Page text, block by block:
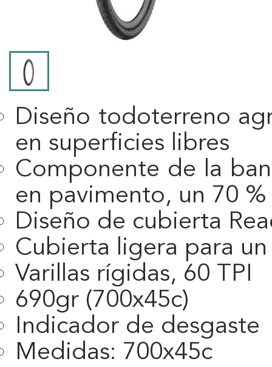
Diseño todoterreno
en superficies libres
Componente de la
en pavimento, un 70
Diseño de cubierta
Cubierta ligera para
Varillas rígidas, 60 TPI
690gr (700x45c)
Indicador de desgaste
Medidas: 700x45c